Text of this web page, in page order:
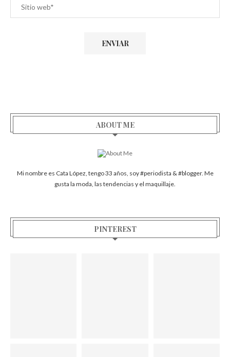
ABOUT ME
Mi nombre es Cata López, tengo 33 años, soy #periodista & #blogger. Me
gusta la moda, las tendencias y el maquillaje.
PINTEREST